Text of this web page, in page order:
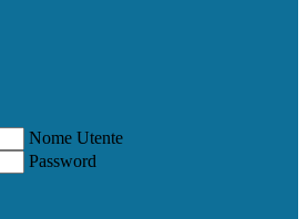
Nome Utente
Password